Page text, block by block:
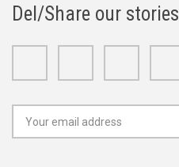
Del/Share our stories